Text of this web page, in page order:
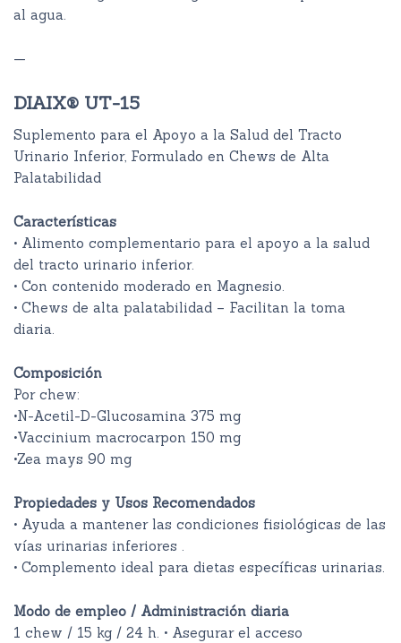
al agua.
—
DIAIX® UT-15
Suplemento para el Apoyo a la Salud del Tracto
Urinario Inferior, Formulado en Chews de Alta
Palatabilidad
Características
• Alimento complementario para el apoyo a la salud
del tracto urinario inferior.
• Con contenido moderado en Magnesio.
• Chews de alta palatabilidad – Facilitan la toma
diaria.
Composición
Por chew:
•N-Acetil-D-Glucosamina 375 mg
•Vaccinium macrocarpon 150 mg
•Zea mays 90 mg
Propiedades y Usos Recomendados
• Ayuda a mantener las condiciones fisiológicas de las
vías urinarias inferiores .
• Complemento ideal para dietas específicas urinarias.
Modo de empleo / Administración diaria
1 chew / 15 kg / 24 h. • Asegurar el acceso